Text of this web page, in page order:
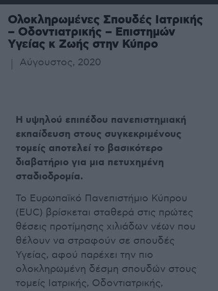
Ολοκληρωμένες Σπουδές Ιατρικής
– Οδοντιατρικής – Επιστημών
Υγείας κ Ζωής στην Κύπρο
Αύγουστος, 2020
Η υψηλού επιπέδου πανεπιστημιακή
εκπαίδευση στους συγκεκριμένους
τομείς αποτελεί το βασικότερο
διαβατήριο για μια πετυχημένη
σταδιοδρομία.
Το Ευρωπαϊκό Πανεπιστήμιο Κύπρου
(EUC) βρίσκεται σταθερά στις πρώτες
θέσεις προτίμησης χιλιάδων νέων που
θέλουν να στραφούν σε σπουδές
Υγείας, αφού παρέχει την πιο
ολοκληρωμένη δέσμη σπουδών στους
τομείς Ιατρικής, Οδοντιατρικής,